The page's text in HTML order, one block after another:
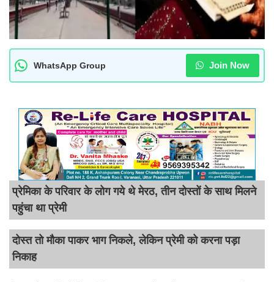
WhatsApp Group Join Now
प्रेमिका के परिवार के लोग गये थे मेरठ, तीन दोस्तों के साथ मिलने
पहुंचा था प्रेमी
दोस्त तो मौका पाकर भाग निकले, लेकिन प्रेमी को करना पड़ा
निकाह